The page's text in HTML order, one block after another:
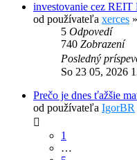
investovanie cez REIT
od používateľa xerces »
5 Odpovedí
740 Zobrazení
Posledný
So 23 05, 2026
Prečo je dnes ťažšie
od používateľa IgorBR
1
…